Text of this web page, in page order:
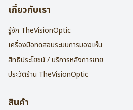
เกี่ยวกับเรา
รู้จัก TheVisionOptic
เครื่องมือทดสอบระบบการมองเห็น
สิทธิประโยชน์ / บริการหลังการขาย
ประวัติร้าน TheVisionOptic
สินค้า